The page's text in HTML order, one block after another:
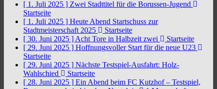
[ 1. Juli 2025 ] Zwei Stadttitel für die Borussen-Jugend
Startseite
[ 1. Juli 2025 ] Heute Abend Startschuss zur
Stadtmeisterschaft 2025
Startseite
[ 30. Juni 2025 ] Acht Tore in Halbzeit zwei
Startseite
[ 29. Juni 2025 ] Hoffnungsvoller Start für die neue U23
Startseite
[ 29. Juni 2025 ] Nächste Testspiel-Ausfahrt: Holz-
Wahlschied
Startseite
[ 28. Juni 2025 ] Ein Abend beim FC Kutzhof – Testspiel,